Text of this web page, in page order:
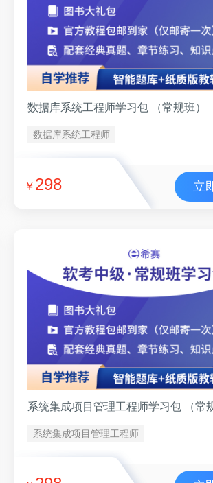
数据库系统工程师学习包 （常规班）
数据库系统工程师
￥ 298 立
系统集成项目管理工程师学习包 （常
系统集成项目管理工程师